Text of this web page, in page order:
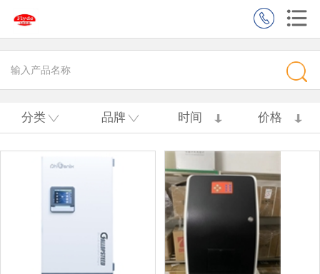
分类 品牌 时间 价格